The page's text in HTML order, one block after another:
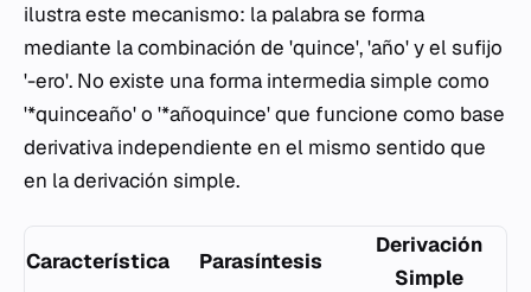
ilustra este mecanismo: la palabra se forma
mediante la combinación de 'quince', 'año' y el sufijo
'-ero'. No existe una forma intermedia simple como
'*quinceaño' o '*añoquince' que funcione como base
derivativa independiente en el mismo sentido que
en la derivación simple.
Característica Parasíntesis
Derivación
Simple